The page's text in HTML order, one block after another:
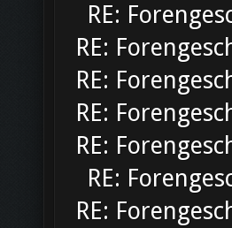
RE:
RE:
RE:
RE:
RE:
RE:
RE: